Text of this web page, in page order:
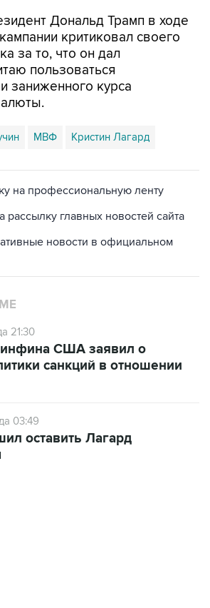
Дональд Трамп в ходе
критиковал своего
за то, что он дал
пользоваться
заниженного курса
МВФ Кристин Лагард
на профессиональную ленту
рассылку главных новостей сайта
новости в официальном
21:30
США заявил о
санкций в отношении
03:49
оставить Лагард